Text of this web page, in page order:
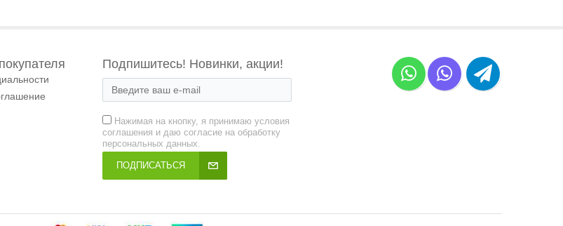
Подпишитесь! Новинки, акции!
Нажимая на кнопку, я принимаю условия
соглашения и даю согласие на обработку
персональных данных.
ПОДПИСАТЬСЯ